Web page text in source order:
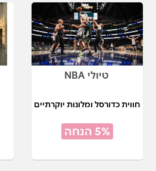
טיולי NBA
חווית כדורסל ומלונות יוקרתיים
5% הנחה